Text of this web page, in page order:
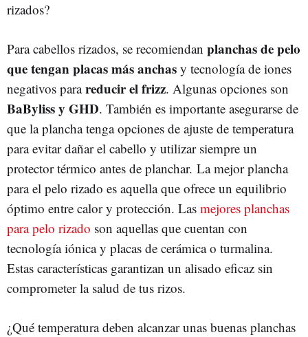
rizados?
Para cabellos rizados, se recomiendan planchas de pelo
que tengan placas más anchas y tecnología de iones
negativos parareducir el frizz. Algunas opciones son
BaByliss y GHD. También es importante asegurarse de
que la plancha tenga opciones de ajuste de temperatura
para evitar dañar el cabello y utilizar siempre un
protector térmico antes de planchar. La mejor plancha
para el pelo rizado es aquella que ofrece un equilibrio
óptimo entre calor y protección. Las mejores planchas
para pelo rizado son aquellas que cuentan con
tecnología iónica y placas de cerámica o turmalina.
Estas características garantizan un alisado eficaz sin
comprometer la salud de tus rizos.
¿Qué temperatura deben alcanzar unas buenas planchas